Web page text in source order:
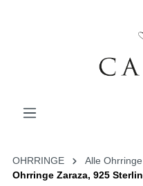
OHRRINGE Alle Ohrringe
Ohrringe Zaraza, 925